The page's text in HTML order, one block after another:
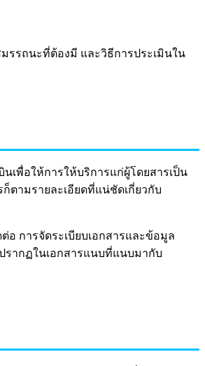
รถนะที่ต้องมี และวิธีการประเมินใน
เพื่อให้การให้บริการแก่ผู้โดยสารเป็น
ตามรายละเอียดที่แน่ชัดเกี่ยวกับ
การจัดระเบียบเอกสารและข้อมูล
รากฏในเอกสารแนบที่แนบมากับ